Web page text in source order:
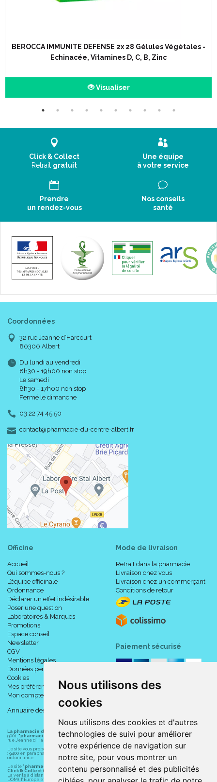
Nous utilisons des
cookies
Nous utilisons des cookies et d'autres
technologies de suivi pour améliorer
votre expérience de navigation sur
notre site, pour vous montrer un
contenu personnalisé et des publicités
BEROCCA IMMUNITE DEFENSE 2x 28 Gélules Végétales -
Echinacée, Vitamines D, C, B, Zinc
Visualiser
Click & Collect
Retrait gratuit
Une équipe
à votre service
Prendre
un rendez-vous
Nos conseils
santé
Coordonnées
32 rue Jeanne d’Harcourt
80300 Albert
Du lundi au vendredi
8h30 - 19h00 non stop
Le samedi
8h30 - 17h00 non stop
Fermé le dimanche
03 22 74 45 50
contact-
@-
pharmacie-du-centre-albert.fr
Officine
Accueil
Qui sommes-nous ?
L’équipe officinale
Ordonnance
Déclarer un effet indésirable
Poser une question
Laboratoires & Marques
Promotions
Espace conseil
Newsletter
CGV
Mentions légales
Données personnelles
Cookies
Mes préférences Cookies
Mon compte
Annuaire des pharmacies
Mode de livraison
Retrait dans la pharmacie
Livraison chez vous
Livraison chez un commerçant
Conditions de retour
Paiement sécurisé
La pharmacie du centre à Albert
(80300) est une pharmacie française certifiée ISO
9001. "pharmacie-du-centre-albert.fr " est le site internet de la pharmacie du centre
rue Jeanne d' Harcourt, 80300 Albert.
Le site vous propose un large choix de plus de 11000 références, au prix les plus bas possible
: 9400 en parapharmacie, animaux, orthopédie, matériel médical. 1700 en médicaments sans
ordonnance.
Le site "pharmacie-du-centre-albert.fr"
vous propose les service suivants :
Click & Collect (retrait gratuit dans la pharmacie).
La vente à distance chez vous et/ou chez un commerçant sur la France (Andorre, Monaco et
DOM), l' Europe et le monde entier (livraison assuré par Colissimo et ses partenaires à l'